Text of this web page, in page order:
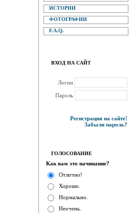
ИСТОРИИ
ФОТОГРАФИИ
F.A.Q.
ВХОД НА САЙТ
Логин
Пароль
Регистрация на сайте!
Забыли пароль?
ГОЛОСОВАНИЕ
Как вам это начинание?
Отлично!
Хорошо.
Нормально.
Неочень.